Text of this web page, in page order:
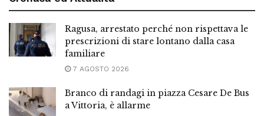
Ragusa, arrestato perché non rispettava le
prescrizioni di stare lontano dalla casa
familiare
7 AGOSTO 2026
Branco di randagi in piazza Cesare De Bus
a Vittoria, è allarme